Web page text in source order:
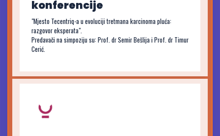
konferencije
"Mjesto Tecentriq-a u evoluciji tretmana karcinoma pluća:
razgovor eksperata".
Predavači na simpoziju su: Prof. dr Semir Bešlija i Prof. dr Timur
Cerić.